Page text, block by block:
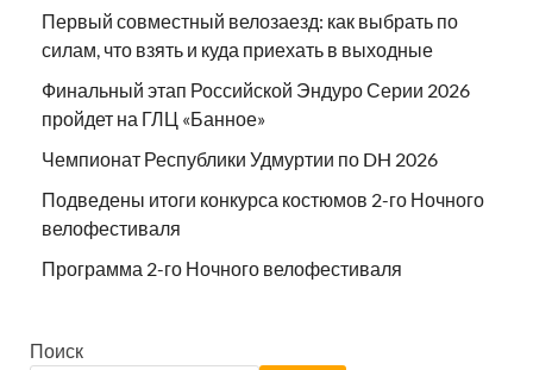
Первый совместный велозаезд: как выбрать по
силам, что взять и куда приехать в выходные
Финальный этап Российской Эндуро Серии 2026
пройдет на ГЛЦ «Банное»
Чемпионат Республики Удмуртии по DH 2026
Подведены итоги конкурса костюмов 2-го Ночного
велофестиваля
Программа 2-го Ночного велофестиваля
Поиск